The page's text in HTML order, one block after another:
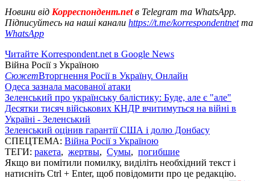
Новини від Корреспондент.netв Telegram та WhatsApp.
Підписуйтесь на наші канали https://t.me/korrespondentnetта
WhatsApp
Читайте Korrespondent.net в Google News
Війна Росії з Україною
СюжетВторгнення Росії в Україну. Онлайн
Одеса зазнала масованої атаки
Зеленський про українську балістику: Буде, але є "але"
Десятки тисяч військових КНДР вчитимуться на війні в
Україні - Зеленський
Зеленський оцінив гарантії США і долю Донбасу
СПЕЦТЕМА: Війна Росії з Україною
ТЕГИ: ракета, жертвы, Сумы, погибшие
Якщо ви помітили помилку, виділіть необхідний текст і
натисніть Ctrl + Enter, щоб повідомити про це редакцію.